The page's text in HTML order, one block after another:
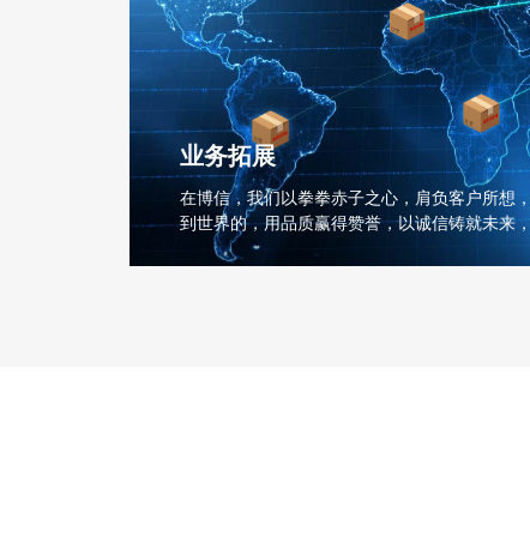
业务拓展
在博信，我们以拳拳赤子之心，肩负客户所想
到世界的，用品质赢得赞誉，以诚信铸就未来
帆起航。